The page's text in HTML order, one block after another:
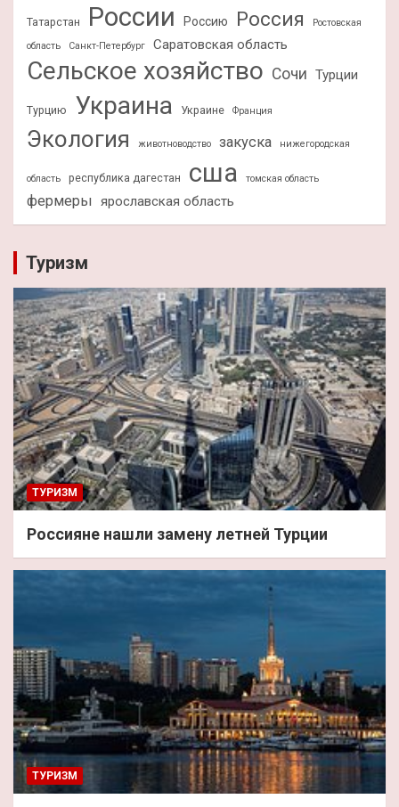
Татарстан России Россию Россия
Ростовская
область
Санкт-Петербург Саратовская область
Сельское хозяйство Сочи Турции
Турцию Украина Украине Франция
Экология животноводство закуска нижегородская
область республика дагестан сша томская область
фермеры ярославская область
Туризм
ТУРИЗМ
Россияне нашли замену летней Турции
ТУРИЗМ